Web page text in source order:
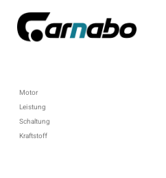
Motor
Leistung
Schaltung
Kraftstoff